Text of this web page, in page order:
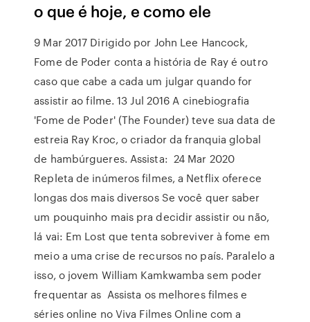
o que é hoje, e como ele
9 Mar 2017 Dirigido por John Lee Hancock,
Fome de Poder conta a história de Ray é outro
caso que cabe a cada um julgar quando for
assistir ao filme. 13 Jul 2016 A cinebiografia
'Fome de Poder' (The Founder) teve sua data de
estreia Ray Kroc, o criador da franquia global
de hambúrgueres. Assista: 24 Mar 2020
Repleta de inúmeros filmes, a Netflix oferece
longas dos mais diversos Se você quer saber
um pouquinho mais pra decidir assistir ou não,
lá vai: Em Lost que tenta sobreviver à fome em
meio a uma crise de recursos no país. Paralelo a
isso, o jovem William Kamkwamba sem poder
frequentar as Assista os melhores filmes e
séries online no Viva Filmes Online com a